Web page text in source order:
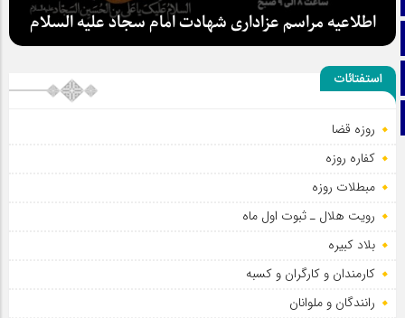
آپارات
اینستاگرام
اطلاعیه مراسم عزاداری شهادت امام سجاد علیه السلام
استفتائات
روزه قضا
کفاره روزه
مبطلات روزه
رویت هلال ـ ثبوت اول ماه
بلاد کبیره
کارمندان و کارگران و کسبه
رانندگان و ملوانان